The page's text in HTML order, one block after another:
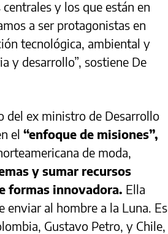
y los que están en
a ser protagonistas en
tecnológica, ambiental y
y desarrollo”, sostiene De
del ex ministro de Desarrollo
el “enfoque de misiones”,
de moda,
y sumar recursos
formas innovadora. Ella
enviar al hombre a la Luna. Es
Gustavo Petro, y Chile,